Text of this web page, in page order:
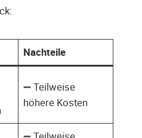
Nachteile
➖ Teilweise
höhere Kosten